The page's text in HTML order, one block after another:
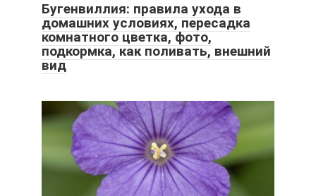
Бугенвиллия: правила ухода в
домашних условиях, пересадка
комнатного цветка, фото,
подкормка, как поливать, внешний
вид